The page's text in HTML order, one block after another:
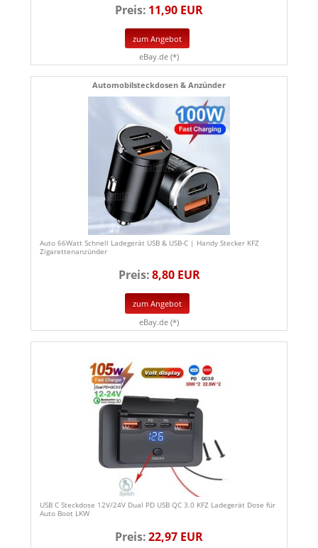
Preis: 11,90 EUR
zum Angebot
eBay.de (*)
Automobilsteckdosen & Anzünder
Auto 66Watt Schnell Ladegerät USB & USB-C | Handy Stecker KFZ
Zigarettenanzünder
Preis:8,80 EUR
zum Angebot
eBay.de (*)
USB C Steckdose 12V/24V Dual PD USB QC 3.0 KFZ Ladegerät Dose für
Auto Boot LKW
Preis:22,97 EUR